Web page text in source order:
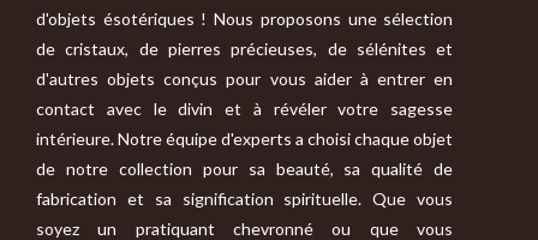
d'objets ésotériques ! Nous proposons une sélection
de cristaux, de pierres précieuses, de sélénites et
d'autres objets conçus pour vous aider à entrer en
contact avec le divin et à révéler votre sagesse
intérieure. Notre équipe d'experts a choisi chaque objet
de notre collection pour sa beauté, sa qualité de
fabrication et sa signification spirituelle. Que vous
soyez un pratiquant chevronné ou que vous